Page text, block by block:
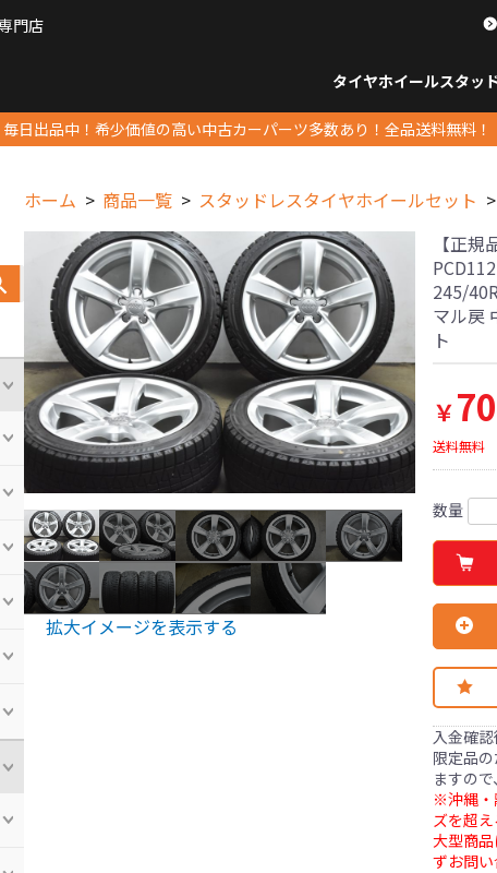
門店
タイヤホイールスタッ
毎日出品中！希少価値の高い中古カーパーツ多数あり！全品送料無料！
ホーム 商品一覧 スタッドレスタイヤホイールセット
拡大イメージを表示する
【正
245/
マル戻
ト
￥
送料無料
数量
入金確
限定品
ますの
※沖縄・
ズを超
大型商
ずお問い